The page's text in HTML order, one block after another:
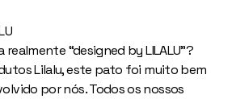
“designed by LILALU”?
Lilalu, este pato foi muito bem
por nós. Todos os nossos